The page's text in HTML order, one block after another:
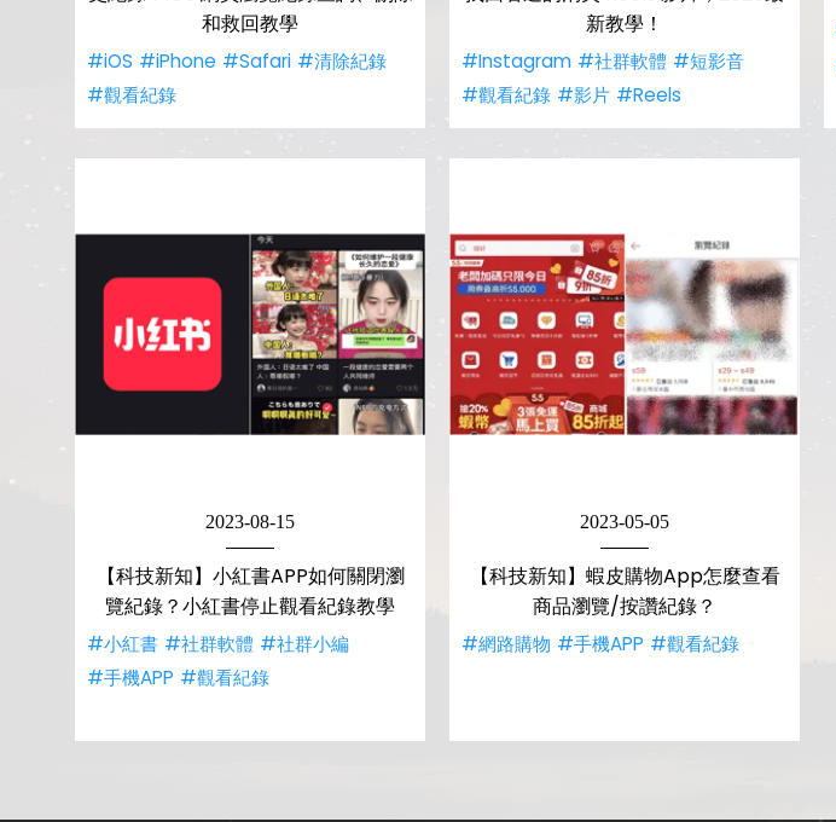
和救回教學
#iOS #iPhone #Safari #清除紀錄
#觀看紀錄
新教學！
#Instagram #社群軟體 #短影音
#觀看紀錄 #影片 #Reels
2023-08-15
【科技新知】小紅書APP如何關閉瀏
覽紀錄？小紅書停止觀看紀錄教學
#小紅書 #社群軟體 #社群小編
#手機APP #觀看紀錄
2023-05-05
【科技新知】蝦皮購物App怎麼查看
商品瀏覽/按讚紀錄？
#網路購物 #手機APP #觀看紀錄